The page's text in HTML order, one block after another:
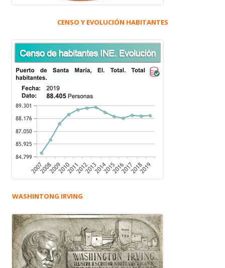
CENSO Y EVOLUCIÓN HABITANTES
WASHINTONG IRVING